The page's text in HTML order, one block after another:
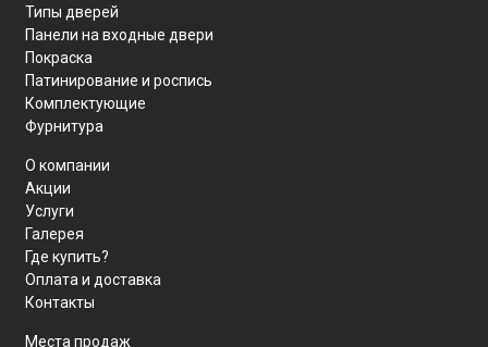
Типы дверей
Панели на входные двери
Покраска
Патинирование и роспись
Комплектующие
Фурнитура
О компании
Акции
Услуги
Галерея
Где купить?
Оплата и доставка
Контакты
Места продаж